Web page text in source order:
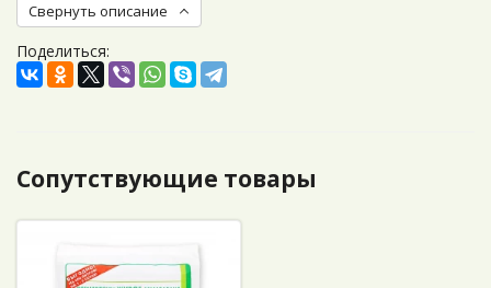
Свернуть описание
Поделиться:
Сопутствующие товары